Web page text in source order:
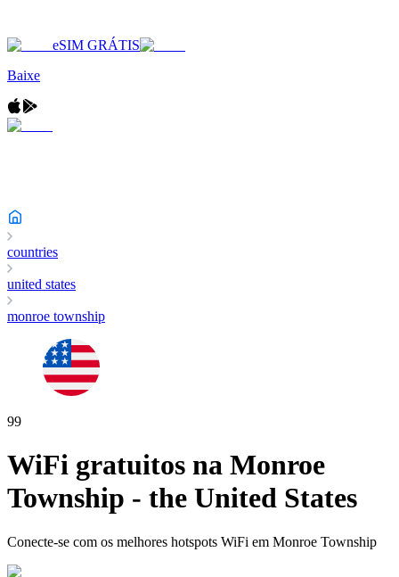
eSIM GRÁTIS
Baixe
countries
united states
monroe township
99
WiFi gratuitos na Monroe
Township - the United States
Conecte-se com os melhores hotspots WiFi em Monroe Township